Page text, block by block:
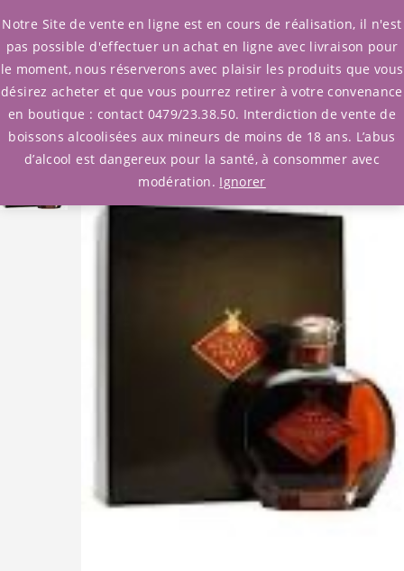
0
Accueil/Cognac
/ Cognac Jean Fillioux XO carafe « moulin rouge »
Notre Site de vente en ligne est en cours de réalisation, il n'est
pas possible d'effectuer un achat en ligne avec livraison pour
le moment, nous réserverons avec plaisir les produits que vous
désirez acheter et que vous pourrez retirer à votre convenance
en boutique : contact 0479/23.38.50. Interdiction de vente de
boissons alcoolisées aux mineurs de moins de 18 ans. L’abus
d’alcool est dangereux pour la santé, à consommer avec
modération. Ignorer